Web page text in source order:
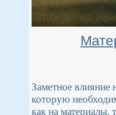
Заметное влияние
которую
как на материалы,